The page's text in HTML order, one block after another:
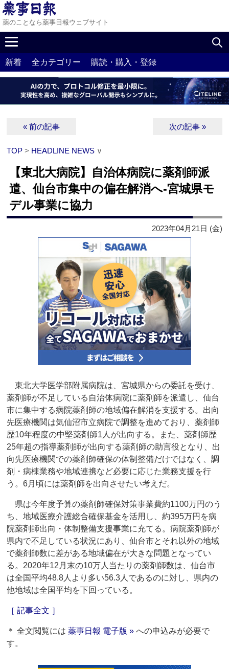
薬のことなら薬事日報ウェブサイト
新着 全カテゴリー 購読・購入・登録
« 前の記事 次の記事 »
TOP > HEADLINE NEWS ∨
【東北大病院】自治体病院に薬剤師派
遣、仙台市集中の偏在解消へ‐宮城県モ
デル事業に協力
2023年04月21日 (金)
東北大学医学部附属病院は、宮城県からの委託を受け、
薬剤師が不足している自治体病院に薬剤師を派遣し、仙台
市に集中する病院薬剤師の地域偏在解消を支援する。出向
先医療機関は気仙沼市立病院で調整を進めており、薬剤師
歴10年程度の中堅薬剤師1人が出向する。また、薬剤師歴
25年超の指導薬剤師が出向する薬剤師の助言役となり、出
向先医療機関での薬剤師確保の体制整備だけではなく、調
剤・病棟業務や地域連携など必要に応じた業務支援を行
う。6月頃には薬剤師を出向させたい考えだ。
県は今年度予算の薬剤師確保対策事業費約1100万円のう
ち、地域医療介護総合確保基金を活用し、約395万円を病
院薬剤師出向・体制整備支援事業に充てる。病院薬剤師が
県内で不足している状況にあり、仙台市とそれ以外の地域
で薬剤師数に差がある地域偏在が大きな問題となってい
る。2020年12月末の10万人当たりの薬剤師数は、仙台市
は全国平均48.8人より多い56.3人であるのに対し、県内の
他地域は全国平均を下回っている。
［ 記事全文 ］
＊ 全文閲覧には薬事日報 電子版 » への申込みが必要で
す。